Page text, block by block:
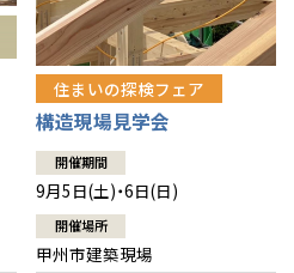
住まいの探検フェア
構造現場見学会
開催期間
9月5日(土)・6日(日)
開催場所
甲州市建築現場